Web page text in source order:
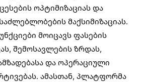
ოპტიმიზაციას და
მაქსიმიზაციას.
მოიცავს ფასების
შემოსავლების ზრდას,
და ოპერაციული
ამასთან, პლატფორმა